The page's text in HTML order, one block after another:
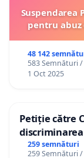
Suspendarea
pentru
48 142
583 Semnături /
1 Oct 2025
Petiție către
către
259 semnături
259 Semnături /